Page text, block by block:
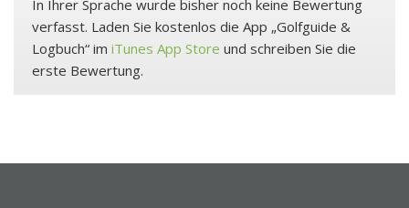
In Ihrer Sprache wurde bisher noch keine Bewertung
verfasst. Laden Sie kostenlos die App „Golfguide &
Logbuch“ im iTunes App Store und schreiben Sie die
erste Bewertung.